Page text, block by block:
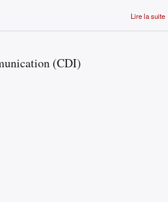
Lire la suite
(CDI)